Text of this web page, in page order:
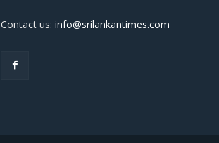
Contact us: info@srilankantimes.com